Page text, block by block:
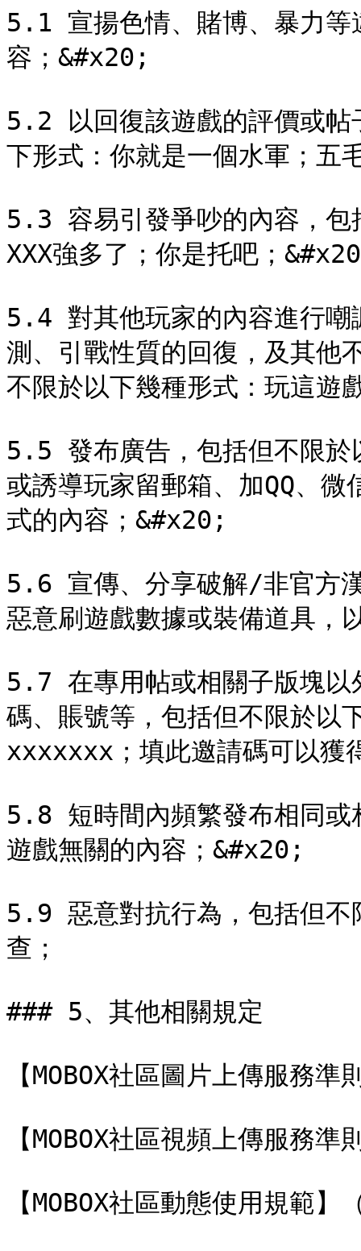
5.1 宣揚色情、賭博、暴力等
容；&#x20;
5.2 以回復該遊戲的評價或帖
下形式：你就是一個水軍；五
5.3 容易引發爭吵的內容，包
XXX強多了；你是托吧；
5.4 對其他玩家的內容進行嘲
測、引戰性質的回復，及其他
不限於以下幾種形式：玩這
5.5 發布廣告，包括但不限於
或誘導玩家留郵箱、加QQ、
式的內容；&#x20;
5.6 宣傳、分享破解/非官方
惡意刷遊戲數據或裝備道具，
5.7 在專用帖或相關子版塊以
碼、賬號等，包括但不限於以
xxxxxxx；填此邀請碼可以獲
5.8 短時間內頻繁發布相同或
遊戲無關的內容；&#x20;
5.9 惡意對抗行為，包括但不
查；
### 5、其他相關規定
【MOBOX社區圖片上傳服務
【MOBOX社區視頻上傳服務
【MOBOX社區動態使用規範